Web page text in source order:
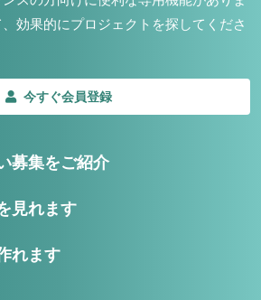
効果的にプロジェクトを探してくださ
今すぐ会員登録
募集をご紹介
見れます
れます